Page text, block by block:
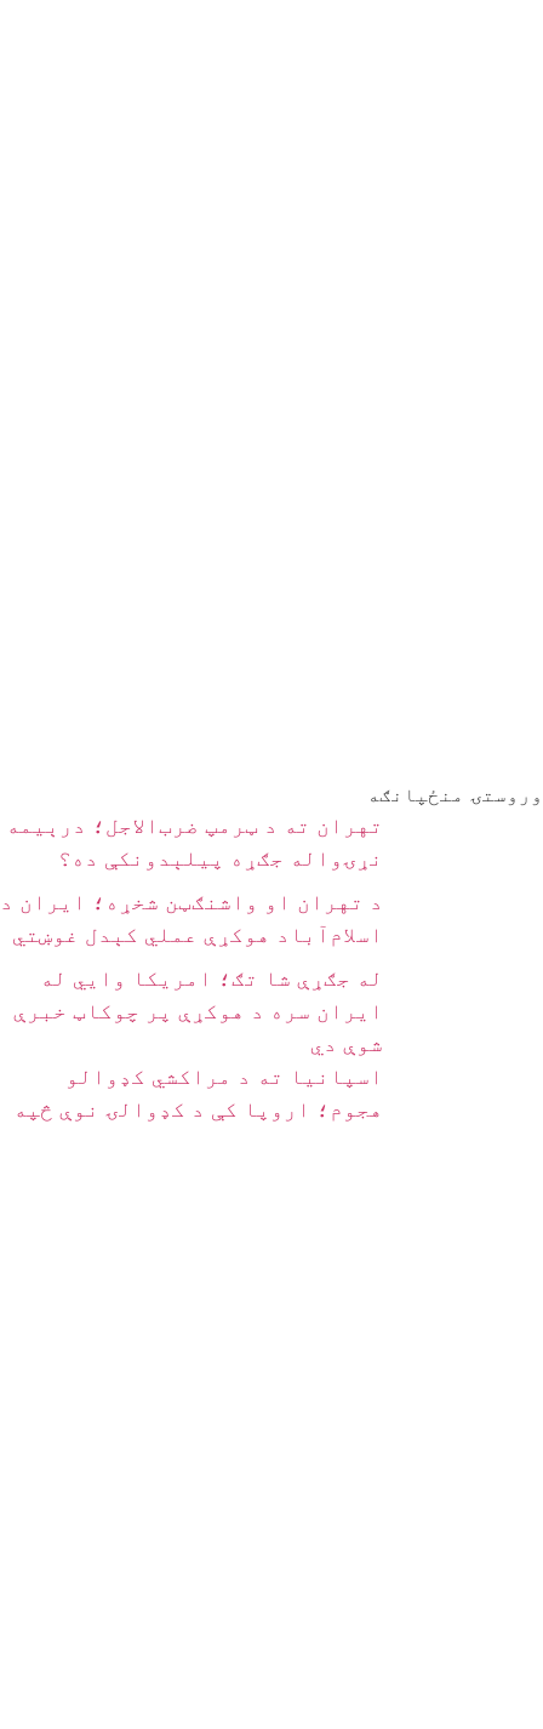
وروستۍ منځپانګه
تهران ته د ټرمپ ضرب‌الاجل؛ درېیمه
نړۍواله جګړه پیلېدونکې ده؟
د تهران او واشنګټن شخړه؛ ایران د
اسلام‌آباد هوکړې عملي کېدل غوښتي
له جګړې شا تګ؛ امریکا وايي له
ایران سره د هوکړې پر چوکاټ خبرې
شوې دي
اسپانیا ته د مراکشي کډوالو
هجوم؛ اروپا کې د کډوالۍ نوې څپه